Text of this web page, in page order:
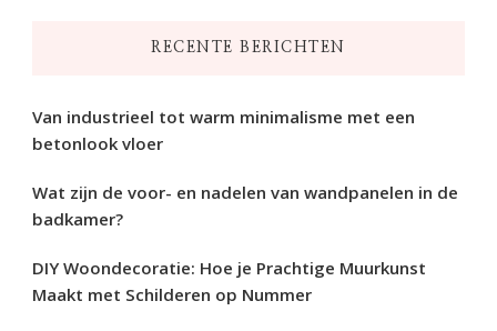
RECENTE BERICHTEN
Van industrieel tot warm minimalisme met een
betonlook vloer
Wat zijn de voor- en nadelen van wandpanelen in de
badkamer?
DIY Woondecoratie: Hoe je Prachtige Muurkunst
Maakt met Schilderen op Nummer